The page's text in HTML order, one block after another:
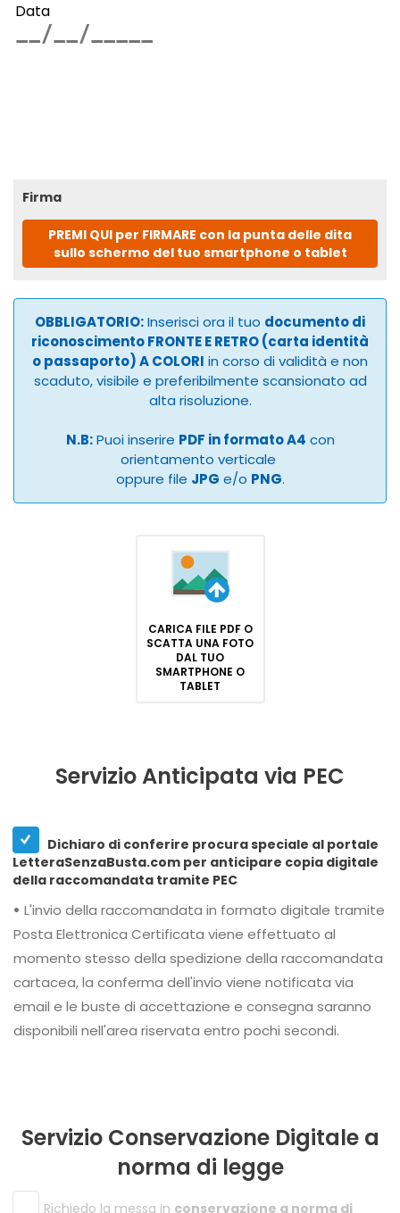
Data
Firma
PREMI QUI per FIRMARE con la punta delle dita
sullo schermo del tuo smartphone o tablet
OBBLIGATORIO:Inserisci ora il tuo documento di
riconoscimento FRONTE E RETRO (carta identità
o passaporto) A COLORI in corso di validità e non
scaduto, visibile e preferibilmente scansionato ad
alta risoluzione.
N.B:Puoi inserire PDF in formato A4 con
orientamento verticale
oppure file JPG e/o PNG.
CARICA FILE PDF O
SCATTA UNA FOTO
DAL TUO
SMARTPHONE O
TABLET
Servizio Anticipata via PEC
Dichiaro di conferire procura speciale al portale
LetteraSenzaBusta.com per anticipare copia digitale
della raccomandata tramite PEC
• L'invio della raccomandata in formato digitale tramite
Posta Elettronica Certificata viene effettuato al
momento stesso della spedizione della raccomandata
cartacea, la conferma dell'invio viene notificata via
email e le buste di accettazione e consegna saranno
disponibili nell'area riservata entro pochi secondi.
Servizio Conservazione Digitale a
norma di legge
Richiedo la messa in conservazione a norma di